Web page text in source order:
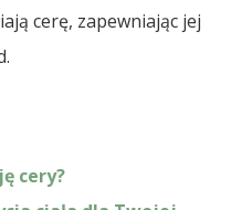
cerę, zapewniając jej
cery?